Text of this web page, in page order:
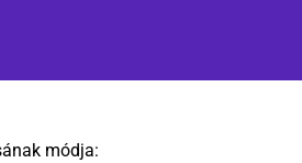
módja: